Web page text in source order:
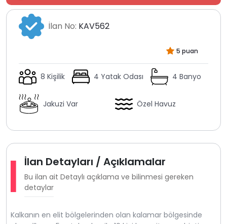
İlan No: KAV562
5 puan
8 Kişilik 4 Yatak Odası 4 Banyo
Jakuzi Var Özel Havuz
İlan Detayları / Açıklamalar
Bu ilan ait Detaylı açıklama ve bilinmesi gereken
detaylar
Kalkanın en elit bölgelerinden olan kalamar bölgesinde